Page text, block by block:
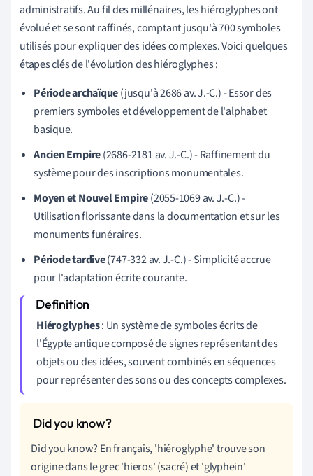
administratifs. Au fil des millénaires, les hiéroglyphes ont
évolué et se sont raffinés, comptant jusqu'à 700 symboles
utilisés pour expliquer des idées complexes. Voici quelques
étapes clés de l'évolution des hiéroglyphes :
Période archaïque(jusqu'à 2686 av. J.-C.) - Essor des
premiers symboles et développement de l'alphabet
basique.
Ancien Empire(2686-2181 av. J.-C.) - Raffinement du
système pour des inscriptions monumentales.
Moyen et Nouvel Empire(2055-1069 av. J.-C.) -
Utilisation florissante dans la documentation et sur les
monuments funéraires.
Période tardive(747-332 av. J.-C.) - Simplicité accrue
pour l'adaptation écrite courante.
Hiéroglyphes: Un système de symboles écrits de
l'Égypte antique composé de signes représentant des
objets ou des idées, souvent combinés en séquences
pour représenter des sons ou des concepts complexes.
Did you know? En français, 'hiéroglyphe' trouve son
origine dans le grec 'hieros' (sacré) et 'glyphein'